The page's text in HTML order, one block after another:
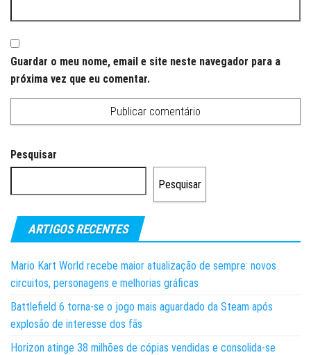
Guardar o meu nome, email e site neste navegador para a
próxima vez que eu comentar.
Pesquisar
Pesquisar
ARTIGOS RECENTES
Mario Kart World recebe maior atualização de sempre: novos
circuitos, personagens e melhorias gráficas
Battlefield 6 torna-se o jogo mais aguardado da Steam após
explosão de interesse dos fãs
Horizon atinge 38 milhões de cópias vendidas e consolida-se